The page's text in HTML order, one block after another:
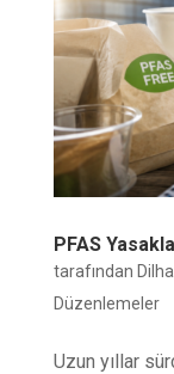
PFAS
tarafından
Düzenlemeler
Uzun yıllar